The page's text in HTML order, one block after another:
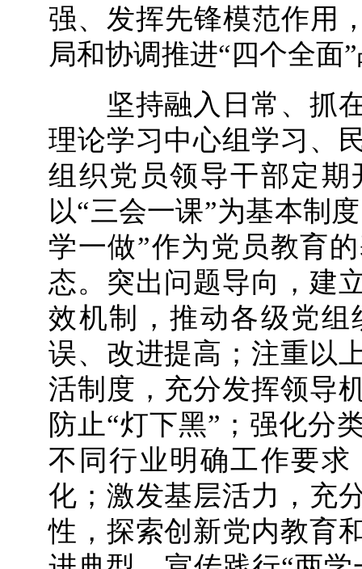
强、发挥先锋模范作用
局和协调推进“四个全面
坚持融入日常、抓在
理论学习中心组学习、
组织党员领导干部定
以“三会一课”为基本制
学一做”作为党员教育
态。突出问题导向，建
效机制，推动各级党
误、改进提高；注重以
活制度，充分发挥领导
防止“灯下黑”；强化分
不同行业明确工作要
化；激发基层活力，充
性，探索创新党内教育